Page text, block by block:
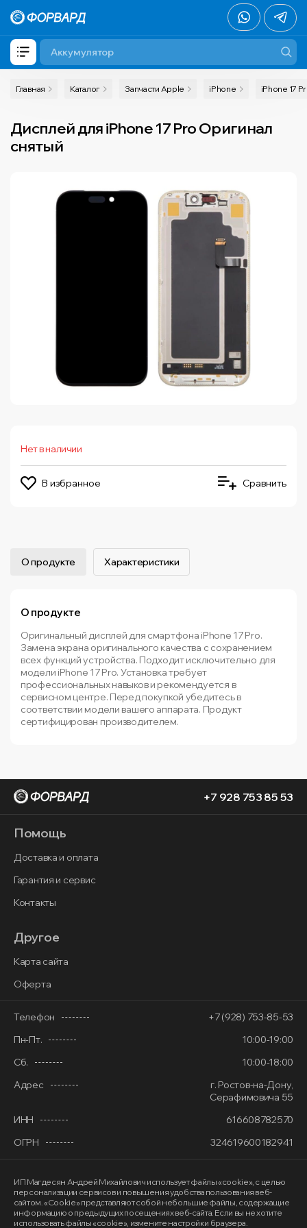
Главная Каталог Запчасти Apple iPhone iPhone 17
Дисплей для iPhone 17 Pro Оригинал
снятый
Нет в наличии
В избранное Сравнить
О продукте Характеристики
О продукте
Оригинальный дисплей для смартфона iPhone 17 Pro.
Замена экрана оригинального качества с сохранением
всех функций устройства. Подходит исключительно для
модели iPhone 17 Pro. Установка требует
профессиональных навыков и рекомендуется в
сервисном центре. Перед покупкой убедитесь в
соответствии модели вашего аппарата. Продукт
сертифицирован производителем.
+7 928 753 85 53
Помощь
Доставка и оплата
Гарантия и сервис
Контакты
Другое
Карта сайта
Оферта
Телефон
+7 (928) 753-85-53
Пн-Пт.
10:00-19:00
Сб.
10:00-18:00
Адрес
г. Ростов-на-Дону,
Серафимовича 55
ИНН
616608782570
ОГРН
324619600182941
ИП Магдесян Андрей Михайлович использует файлы «cookie», с целью
персонализации сервисов и повышения удобства пользования веб-
сайтом. «Cookie» представляют собой небольшие файлы, содержащие
информацию о предыдущих посещениях веб-сайта. Если вы не хотите
использовать файлы «cookie», измените настройки браузера.